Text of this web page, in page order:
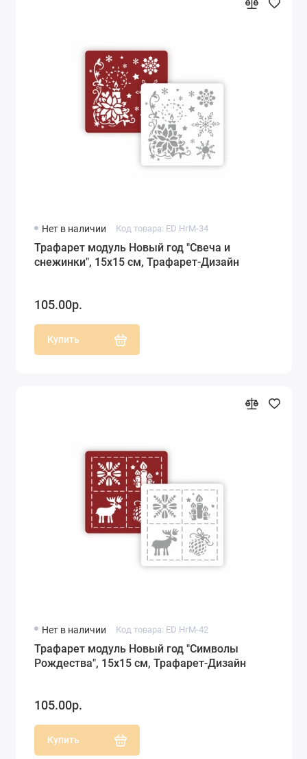
Нет в наличии Код товара: ED НгМ-34
Трафарет модуль Новый год "Свеча и
снежинки", 15х15 см, Трафарет-Дизайн
105.00р.
Купить
Нет в наличии Код товара: ED НгМ-42
Трафарет модуль Новый год "Символы
Рождества", 15х15 см, Трафарет-Дизайн
105.00р.
Купить